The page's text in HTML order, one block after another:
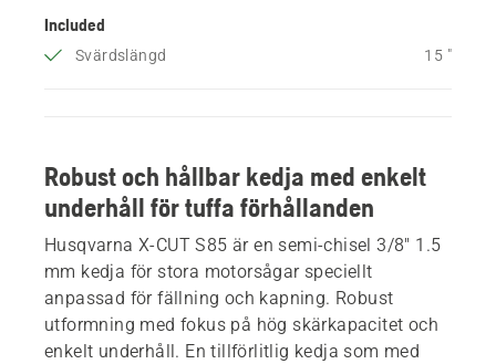
Included
Svärdslängd 15 "
Robust och hållbar kedja med enkelt
underhåll för tuffa förhållanden
Husqvarna X-CUT S85 är en semi-chisel 3/8" 1.5
mm kedja för stora motorsågar speciellt
anpassad för fällning och kapning. Robust
utformning med fokus på hög skärkapacitet och
enkelt underhåll. En tillförlitlig kedja som med